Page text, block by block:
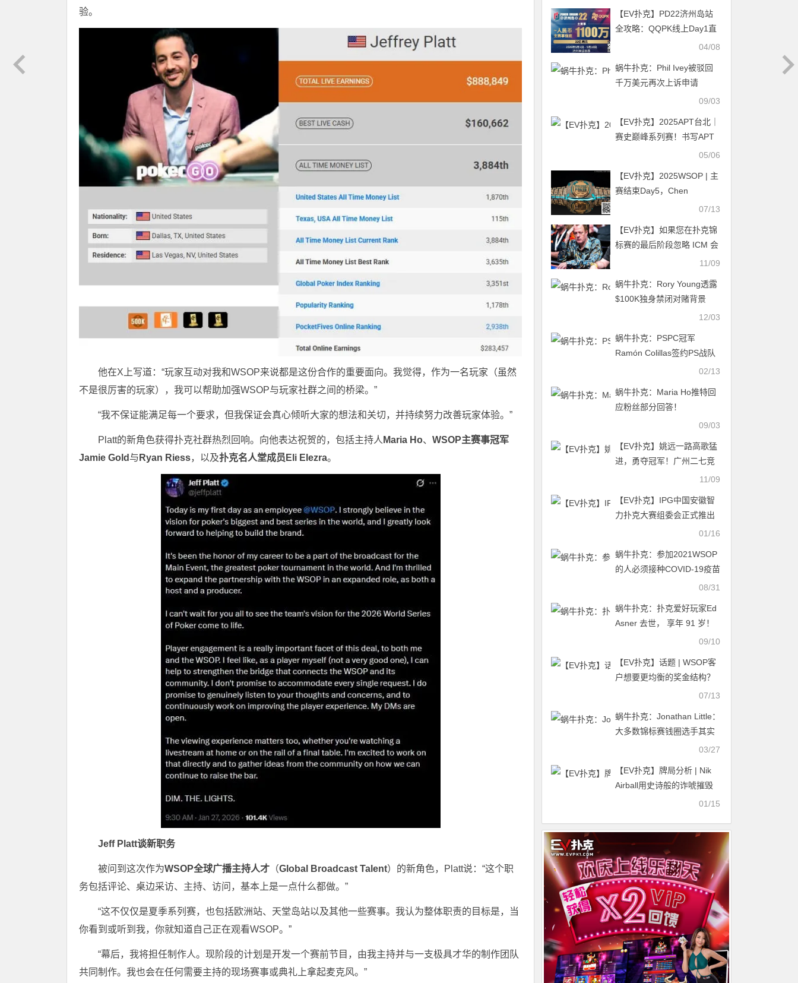
验。
他在X上写道：“玩家互动对我和WSOP来说都是这份合作的重要面向。我觉得，作为一名玩家（虽然
不是很厉害的玩家），我可以帮助加强WSOP与玩家社群之间的桥梁。”
“我不保证能满足每一个要求，但我保证会真心倾听大家的想法和关切，并持续努力改善玩家体验。 ”
Platt的新角色获得扑克社群热烈回响。向他表达祝贺的，包括主持人 Maria Ho、 WSOP主赛事冠军
Jamie Gold 与 Ryan Riess，以及扑克名人堂成员Eli Elezra。
Jeff Platt谈新职务
被问到这次作为WSOP全球广播主持人才 （Global Broadcast Talent）的新角色，Platt说：“这个职
务包括评论、桌边采访、主持、访问，基本上是一点什么都做。”
“这不仅仅是夏季系列赛，也包括欧洲站、天堂岛站以及其他一些赛事。我认为整体职责的目标是，当
你看到或听到我，你就知道自己正在观看WSOP。 ”
“幕后，我将担任制作人。现阶段的计划是开发一个赛前节目，由我主持并与一支极具才华的制作团队
共同制作。我也会在任何需要主持的现场赛事或典礼上拿起麦克风。 ”
【EV扑克】PD22济州岛站
全攻略：QQPK线上Day1直
通主赛Day2，1100万保底等
10万奖励等你来战
04/08
蜗牛扑克：Phil Ivey被驳回
千万美元再次上诉申请
09/03
【EV扑克】2025APT台北｜
赛史巅峰系列赛！书写APT
05/06
【EV扑克】2025WSOP | 主
赛结束Day5，Chen
Yuhang、Chih Fan和Zhang
07/13
【EV扑克】如果您在扑克锦
标赛的最后阶段忽略 ICM 会
11/09
蜗牛扑克：Rory Young透露
$100K独身禁闭对赌背景
12/03
蜗牛扑克：PSPC冠军
Ramón Colillas签约PS战队
02/13
蜗牛扑克：Maria Ho推特回
应粉丝部分回答！
09/03
【EV扑克】姚远一路高歌猛
进，勇夺冠军！广州二七竞
技鱼人狂欢赛完美落幕！11/09
【EV扑克】IPG中国安徽智
力扑克大赛组委会正式推出
全新赛事品牌视觉——“白虎
01/16
蜗牛扑克：参加2021WSOP
的人必须接种COVID-19疫苗
08/31
蜗牛扑克：扑克爱好玩家Ed
Asner 去世， 享年 91 岁！
09/10
【EV扑克】话题 | WSOP客
户想要更均衡的奖金结构？
07/13
蜗牛扑克：Jonathan Little：
大多数锦标赛钱圈选手其实
都是扑克圈“最大的输家”03/27
【EV扑克】牌局分析 | Nik
Airball用史诗般的诈唬摧毁
01/15